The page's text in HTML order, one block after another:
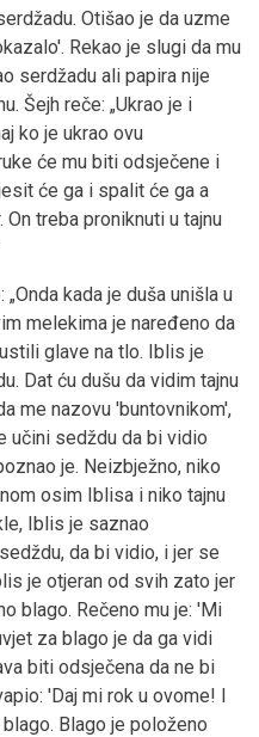
Otišao je da uzme
Rekao je slugi da mu
serdžadu ali papira nije
Šejh reče: „Ukrao je i
ko je ukrao ovu
će mu biti odsječene i
će ga i spalit će ga a
treba proniknuti u tajnu
kada je duša unišla u
melekima je naređeno da
glave na tlo. Iblis je
Dat ću dušu da vidim tajnu
me nazovu 'buntovnikom',
učini sedždu da bi vidio
je. Neizbježno, niko
osim Iblisa i niko tajnu
Iblis je saznao
da bi vidio, i jer se
je otjeran od svih zato jer
blago. Rečeno mu je: 'Mi
za blago je da ga vidi
biti odsječena da ne bi
'Daj mi rok u ovome! I
Blago je položeno